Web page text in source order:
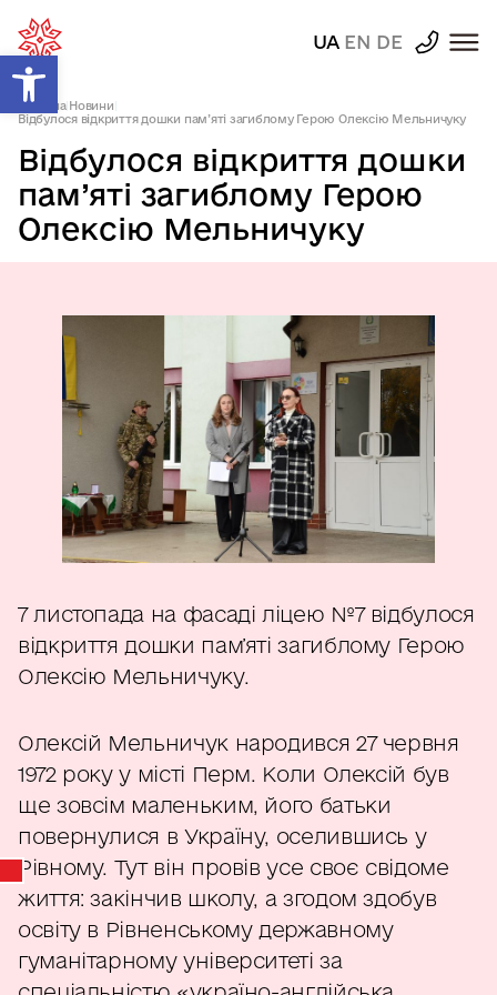
Відкрити Панель інструментів
UA EN DE
Головна| Новини
Відбулося відкриття дошки пам’яті загиблому Герою Олексію Мельничуку
Відбулося відкриття дошки
пам’яті загиблому Герою
Олексію Мельничуку
7 листопада на фасаді ліцею №7 відбулося
відкриття дошки пам’яті загиблому Герою
Олексію Мельничуку.
Олексій Мельничук народився 27 червня
1972 року у місті Перм. Коли Олексій був
ще зовсім маленьким, його батьки
повернулися в Україну, оселившись у
Рівному. Тут він провів усе своє свідоме
життя: закінчив школу, а згодом здобув
освіту в Рівненському державному
гуманітарному університеті за